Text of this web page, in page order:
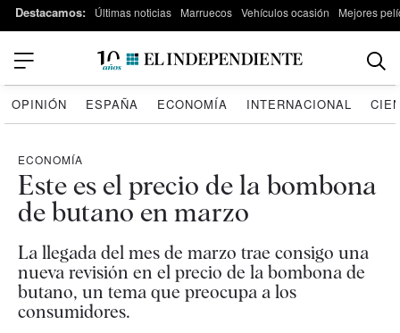
Destacamos: Últimas noticias Marruecos Vehículos ocasión Mejores
OPINIÓN ESPAÑA ECONOMÍA INTERNACIONAL
ECONOMÍA
Este es el precio de la bombona
de butano en marzo
La llegada del mes de marzo trae consigo una
nueva revisión en el precio de la bombona de
butano, un tema que preocupa a los
consumidores.